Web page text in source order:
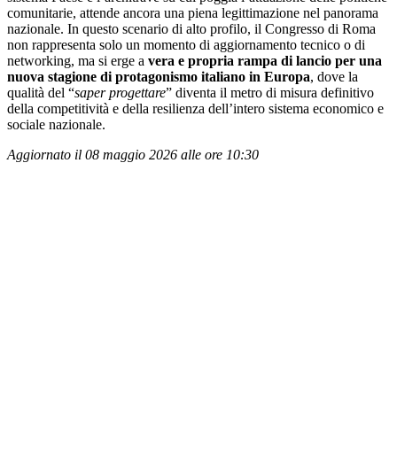
comunitarie, attende ancora una piena legittimazione nel panorama
nazionale. In questo scenario di alto profilo, il Congresso di Roma
non rappresenta solo un momento di aggiornamento tecnico o di
networking, ma si erge a vera e propria rampa di lancio per una
nuova stagione di protagonismo italiano in Europa, dove la
qualità del “saper progettare” diventa il metro di misura definitivo
della competitività e della resilienza dell’intero sistema economico e
sociale nazionale.
Aggiornato il 08 maggio 2026 alle ore 10:30